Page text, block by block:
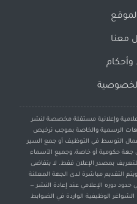
معنا
وإعلانية مستقلة مخصصة لنشر
الرسمية والخاصة بموجب ترخيص
التوسط في التوظيف أو جمع السير
جهة حكومية أو خاصة، وجميع الأسماء
بمصدر الإعلان فقط. لا يتقاضى
التقديم مباشرة لدى الجهة المعلنة
حدود دوره الإعلامي عند إعادة النشر —
الوظيفية الواردة في الضوابط